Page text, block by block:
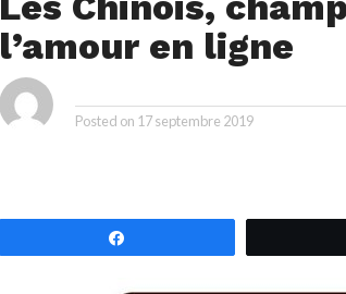
l’amour en ligne
Posted on 17 septembre 2019